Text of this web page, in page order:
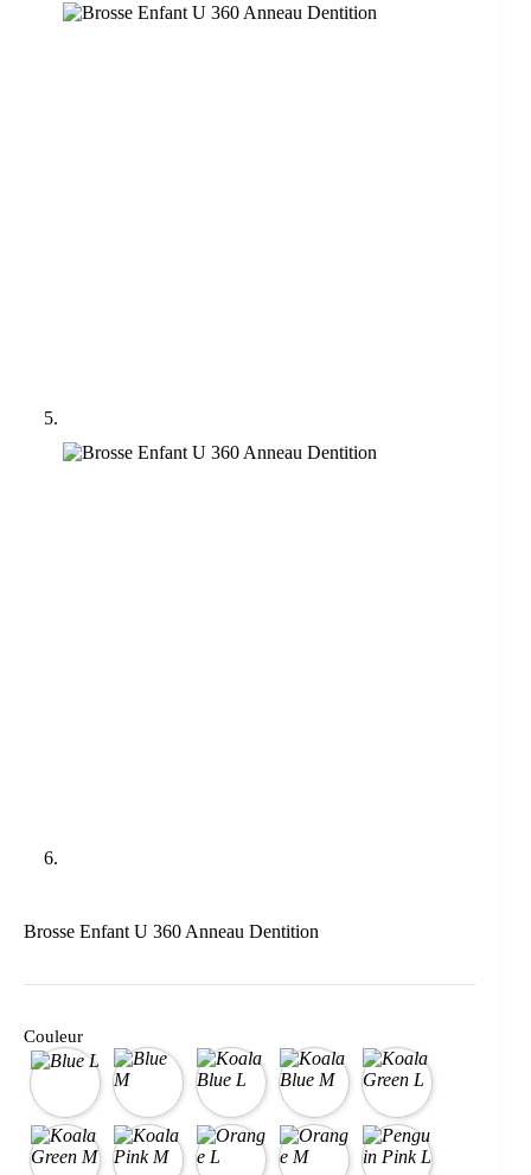
Brosse Enfant U 360 Anneau Dentition
Couleur